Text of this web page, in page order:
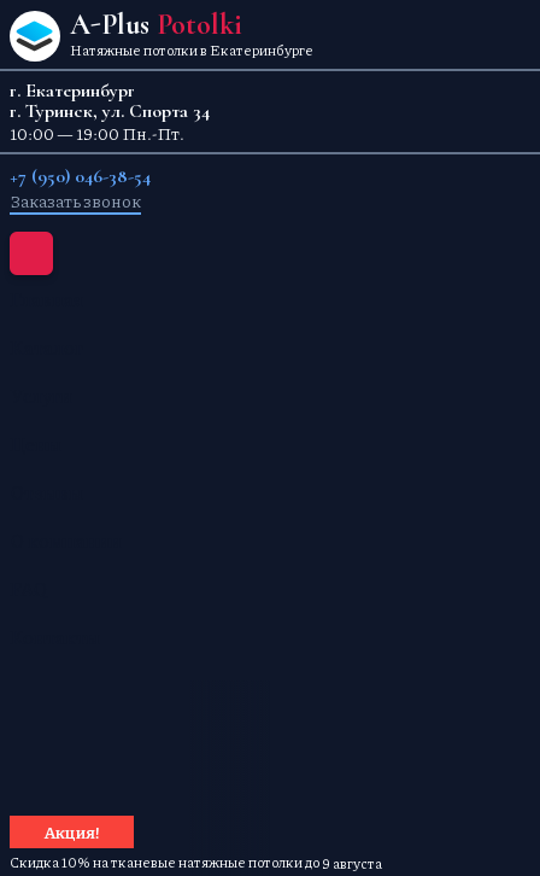
Перейти к содержанию
A-Plus Potolki
Натяжные потолки в Екатеринбурге
г. Екатеринбург
г. Туринск, ул. Спорта 34
10:00 — 19:00 Пн.-Пт.
+7 (950) 046-38-54
Заказать звонок
Акция!
Скидка 10% на тканевые натяжные потолки до9 августа